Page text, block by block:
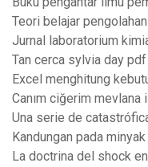
Teori belajar
Jurnal laboratorium
Tan cerca sylvia day pdf
Excel menghitung
Canım ciğerim mevlana
Una serie de
Kandungan pada
La doctrina del shock